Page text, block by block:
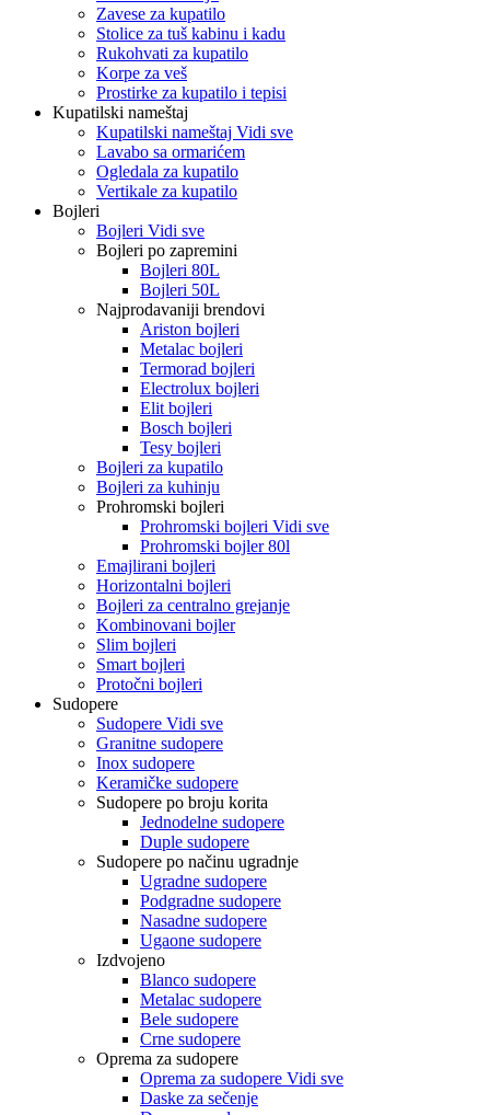
Zavese za kupatilo
Stolice za tuš kabinu i kadu
Rukohvati za kupatilo
Korpe za veš
Prostirke za kupatilo i tepisi
Kupatilski nameštaj
Kupatilski nameštaj Vidi sve
Lavabo sa ormarićem
Ogledala za kupatilo
Vertikale za kupatilo
Bojleri
Bojleri Vidi sve
Bojleri po zapremini
Bojleri 80L
Bojleri 50L
Najprodavaniji brendovi
Ariston bojleri
Metalac bojleri
Termorad bojleri
Electrolux bojleri
Elit bojleri
Bosch bojleri
Tesy bojleri
Bojleri za kupatilo
Bojleri za kuhinju
Prohromski bojleri
Prohromski bojleri Vidi sve
Prohromski bojler 80l
Emajlirani bojleri
Horizontalni bojleri
Bojleri za centralno grejanje
Kombinovani bojler
Slim bojleri
Smart bojleri
Protočni bojleri
Sudopere
Sudopere Vidi sve
Granitne sudopere
Inox sudopere
Keramičke sudopere
Sudopere po broju korita
Jednodelne sudopere
Duple sudopere
Sudopere po načinu ugradnje
Ugradne sudopere
Podgradne sudopere
Nasadne sudopere
Ugaone sudopere
Izdvojeno
Blanco sudopere
Metalac sudopere
Bele sudopere
Crne sudopere
Oprema za sudopere
Oprema za sudopere Vidi sve
Daske za sečenje